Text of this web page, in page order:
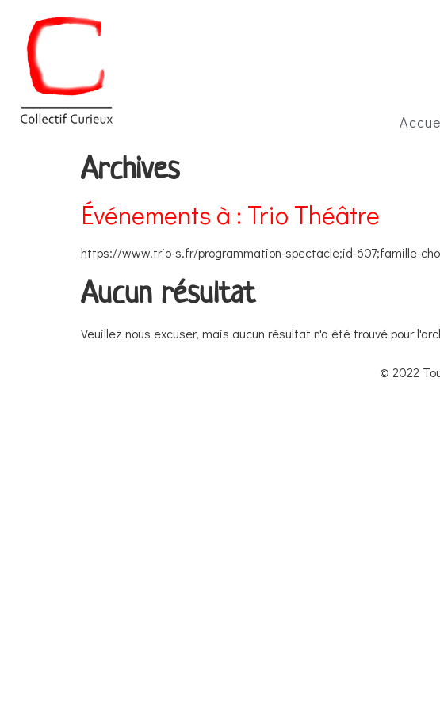
Archives
Événements à : Trio Théâtre
https://www.trio-s.fr/programmation-spectacle;id-607;famille-
Aucun résultat
Veuillez nous excuser, mais aucun résultat n'a été trouvé pour
© 2022